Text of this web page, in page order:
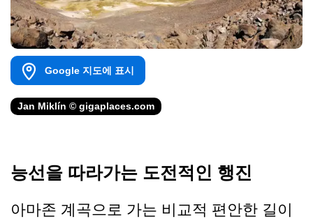
Google 지도에 표시
Jan Miklín © gigaplaces.com
능선을 따라가는 도전적인 행진
아마존 계곡으로 가는 비교적 편안한 길이